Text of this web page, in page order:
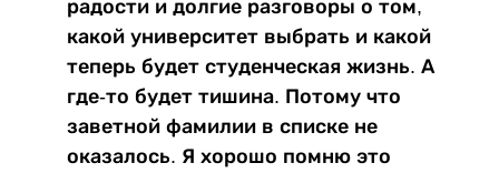
радости и долгие разговоры о том,
какой университет выбрать и какой
теперь будет студенческая жизнь. А
где-то будет тишина. Потому что
заветной фамилии в списке не
оказалось. Я хорошо помню это